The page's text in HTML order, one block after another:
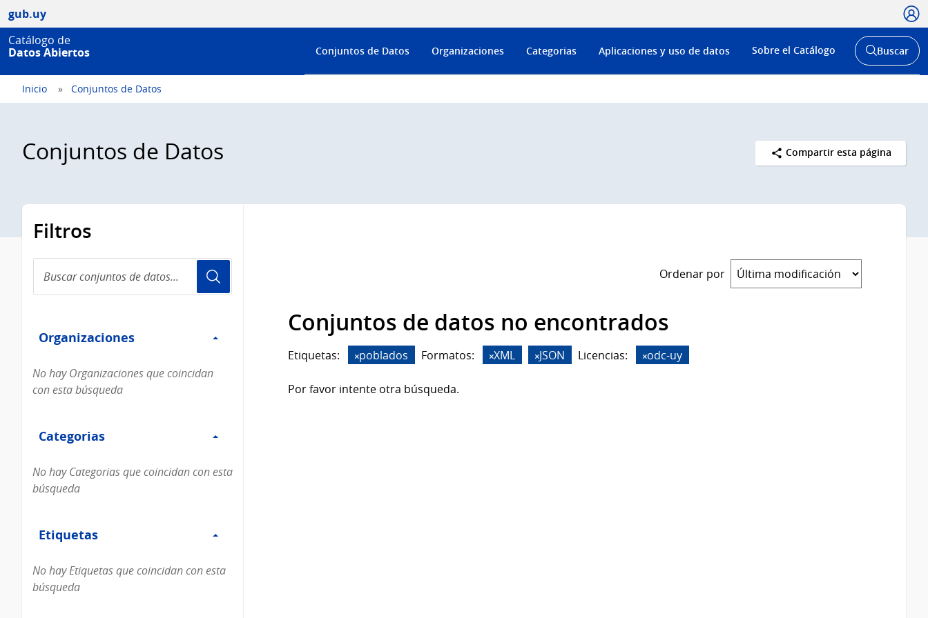
gub.uy
Catálogo de
Datos Abiertos
Menú
de
Conjuntos de Datos Organizaciones Categorias Aplicaciones y uso de datos Sobre el Catálogo
Abrir
buscador
Buscar
Inicio Conjuntos de Datos
Conjuntos de Datos Compartir esta página
Filtros
conjuntos
de
Organizaciones
Organizaciones
No hay Organizaciones que coincidan
con esta búsqueda
Categorias
Categorias
No hay Categorias que coincidan con esta
búsqueda
Etiquetas
Etiquetas
No hay Etiquetas que coincidan con esta
búsqueda
Ordenar por
Conjuntos de datos no encontrados
Etiquetas: poblados Formatos: XML JSON Licencias: odc-uy
Por favor intente otra búsqueda.